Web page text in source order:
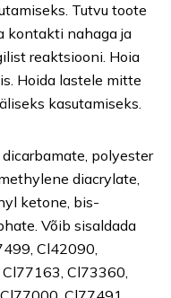
Tutvu toote
kontakti nahaga ja
reaktsiooni. Hoia
Hoida lastele mitte
kasutamiseks.
polyester
diacrylate,
ketone, bis-
Võib sisaldada
Cl42090,
Cl73360,